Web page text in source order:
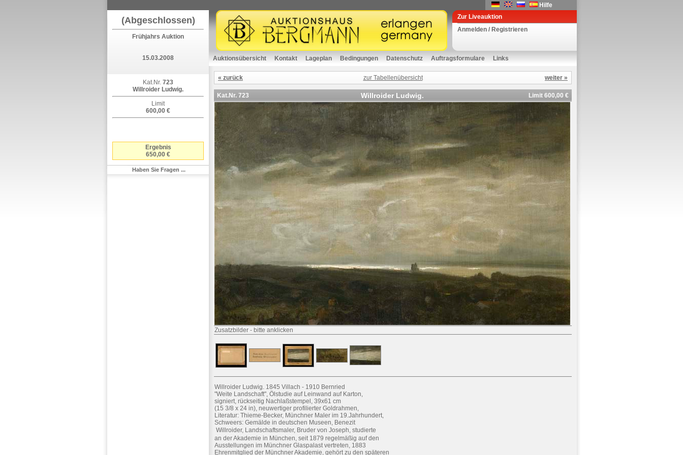
Hilfe
(Abgeschlossen)
Frühjahrs Auktion
15.03.2008
Kat.Nr. 723
Willroider Ludwig.
Limit
600,00 €
Ergebnis
650,00 €
Haben Sie Fragen ...
Zur Liveauktion
Anmelden / Registrieren
Auktionsübersicht Kontakt Lageplan Bedingungen Datenschutz Auftragsformulare Links
« zurück zur Tabellenübersicht weiter »
Kat.Nr. 723 Willroider Ludwig. Limit 600,00 €
Zusatzbilder - bitte anklicken
Willroider Ludwig. 1845 Villach - 1910 Bernried
"Weite Landschaft", Ölstudie auf Leinwand auf Karton,
signiert, rückseitig Nachlaßstempel, 39x61 cm
(15 3/8 x 24 in), neuwertiger profilierter Goldrahmen,
Literatur: Thieme-Becker, Münchner Maler im 19.Jahrhundert,
Schweers: Gemälde in deutschen Museen, Benezit
Willroider, Landschaftsmaler, Bruder von Joseph, studierte
an der Akademie in München, seit 1879 regelmäßig auf den
Ausstellungen im Münchner Glaspalast vertreten, 1883
Ehrenmitglied der Münchner Akademie, gehört zu den späteren